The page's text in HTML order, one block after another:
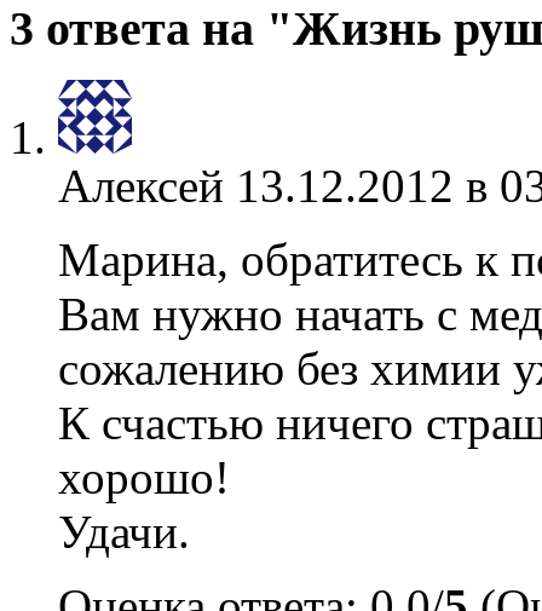
3 ответа на "Жизнь
Алексей 13.12.2012 в
Марина, обратитесь к
Вам нужно начать с
сожалению без химии
К счастью ничего
хорошо!
Удачи.